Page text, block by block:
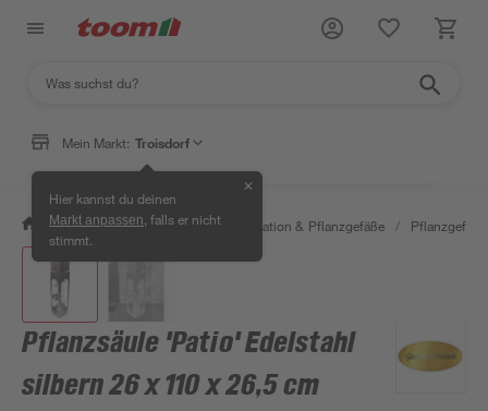
Mein Markt: Troisdorf
Hier kannst du deinen
Markt anpassen , falls er nicht
stimmt.
✕
/ Garten & Freizeit / Gartendekoration & Pflanzgefäße /
Pflanzsäule 'Patio' Edelstahl
silbern 26 x 110 x 26,5 cm